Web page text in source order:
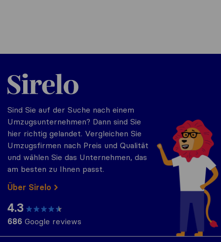
Sirelo.ch
Sind Sie auf der Suche nach einem
Umzugsunternehmen? Dann sind Sie
hier richtig gelandet. Vergleichen Sie
Umzugsfirmen nach Preis und Qualität
und wählen Sie das Unternehmen, das
am besten zu Ihnen passt.
Über Sirelo
4.3
686 Google reviews